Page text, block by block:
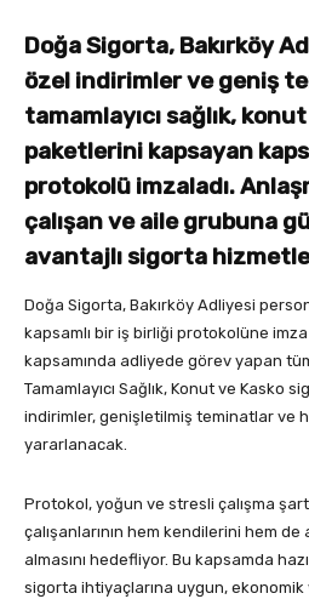
Doğa Sigorta, Bakırköy
özel indirimler ve geniş
tamamlayıcı sağlık,
paketlerini kapsayan
protokolü imzaladı.
çalışan ve aile grubuna
avantajlı sigorta
Doğa Sigorta, Bakırköy Adliyesi
kapsamlı bir iş birliği protokolüne
kapsamında adliyede görev yapan
Tamamlayıcı Sağlık, Konut ve Kasko
indirimler, genişletilmiş teminatlar ve
yararlanacak.
Protokol, yoğun ve stresli çalışma
çalışanlarının hem kendilerini hem
almasını hedefliyor. Bu kapsamda
sigorta ihtiyaçlarına uygun,